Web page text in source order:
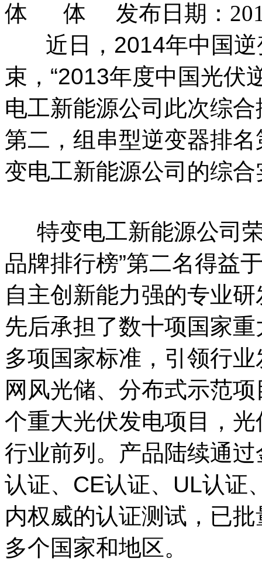
发布日期：
近日，2014年中国
束，“2013年度中国光伏
电工新能源公司此次综
第二，组串型逆变器排
变电工新能源公司的综
特变电工新能源公司
品牌排行榜”第二名得益
自主创新能力强的专业
先后承担了数十项国家
多项国家标准，引领行
网风光储、分布式示范
个重大光伏发电项目，
行业前列。产品陆续通
认证、CE认证、UL认证
内权威的认证测试，已
多个国家和地区。